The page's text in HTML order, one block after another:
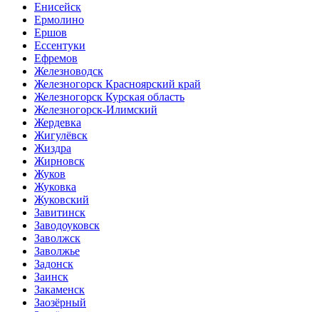
Енисейск
Ермолино
Ершов
Ессентуки
Ефремов
Железноводск
Железногорск Красноярский край
Железногорск Курская область
Железногорск-Илимский
Жердевка
Жигулёвск
Жиздра
Жирновск
Жуков
Жуковка
Жуковский
Завитинск
Заводоуковск
Заволжск
Заволжье
Задонск
Заинск
Закаменск
Заозёрный